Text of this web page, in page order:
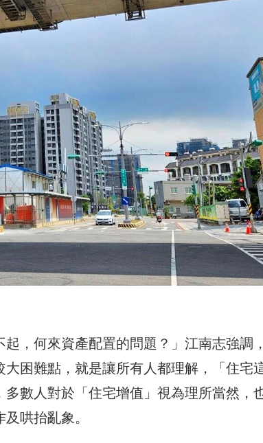
起，何來資產配置的問題？」江南志強調
困難點，就是讓所有人都理解，「住宅
數人對於「住宅增值」視為理所當然，
哄抬亂象。